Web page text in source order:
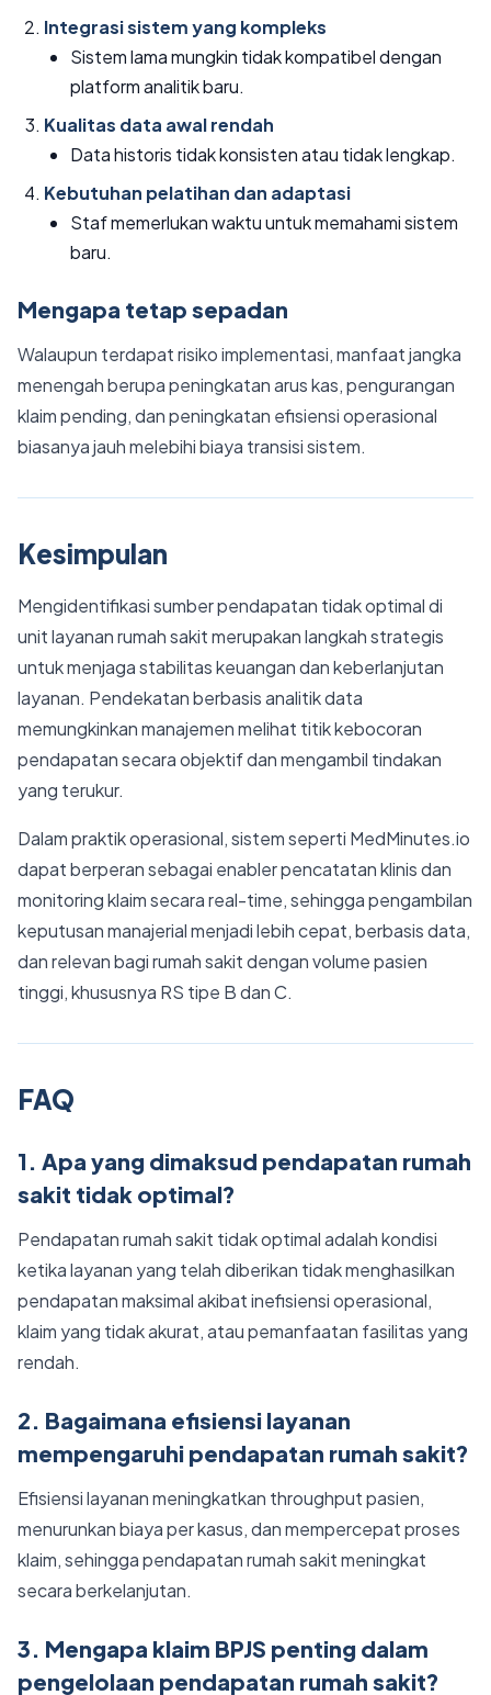
Integrasi sistem yang kompleks
Sistem lama mungkin tidak kompatibel dengan
platform analitik baru.
Kualitas data awal rendah
Data historis tidak konsisten atau tidak lengkap.
Kebutuhan pelatihan dan adaptasi
Staf memerlukan waktu untuk memahami sistem
baru.
Mengapa tetap sepadan
Walaupun terdapat risiko implementasi, manfaat jangka
menengah berupa peningkatan arus kas, pengurangan
klaim pending, dan peningkatan efisiensi operasional
biasanya jauh melebihi biaya transisi sistem.
Kesimpulan
Mengidentifikasi sumber pendapatan tidak optimal di
unit layanan rumah sakit merupakan langkah strategis
untuk menjaga stabilitas keuangan dan keberlanjutan
layanan. Pendekatan berbasis analitik data
memungkinkan manajemen melihat titik kebocoran
pendapatan secara objektif dan mengambil tindakan
yang terukur.
Dalam praktik operasional, sistem seperti MedMinutes.io
dapat berperan sebagai enabler pencatatan klinis dan
monitoring klaim secara real-time, sehingga pengambilan
keputusan manajerial menjadi lebih cepat, berbasis data,
dan relevan bagi rumah sakit dengan volume pasien
tinggi, khususnya RS tipe B dan C.
FAQ
1. Apa yang dimaksud pendapatan rumah
sakit tidak optimal?
Pendapatan rumah sakit tidak optimal adalah kondisi
ketika layanan yang telah diberikan tidak menghasilkan
pendapatan maksimal akibat inefisiensi operasional,
klaim yang tidak akurat, atau pemanfaatan fasilitas yang
rendah.
2. Bagaimana efisiensi layanan
mempengaruhi pendapatan rumah sakit?
Efisiensi layanan meningkatkan throughput pasien,
menurunkan biaya per kasus, dan mempercepat proses
klaim, sehingga pendapatan rumah sakit meningkat
secara berkelanjutan.
3. Mengapa klaim BPJS penting dalam
pengelolaan pendapatan rumah sakit?